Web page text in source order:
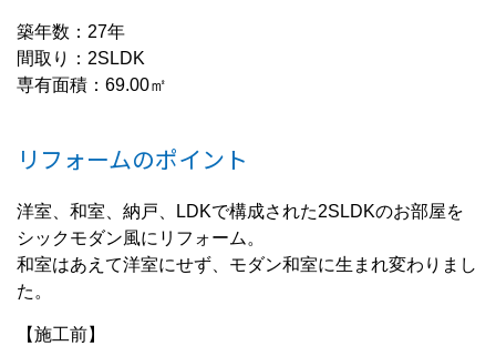
築年数：27年
間取り：2SLDK
専有面積：69.00㎡
リフォームのポイント
洋室、和室、納戸、LDKで構成された2SLDKのお部屋を
シックモダン風にリフォーム。
和室はあえて洋室にせず、モダン和室に生まれ変わりまし
た。
【施工前】